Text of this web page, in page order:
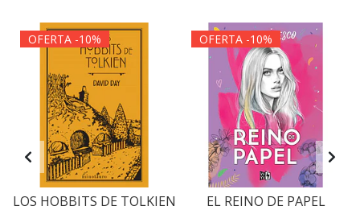
OFERTA -10%
LOS HOBBITS DE TOLKIEN
OFERTA -10%
EL REINO DE PAPEL